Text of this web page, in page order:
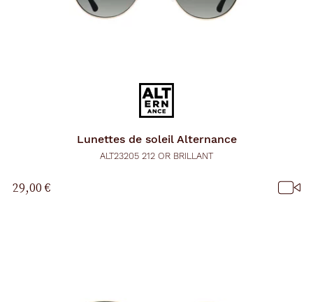
Lunettes de soleil Alternance
ALT23205 212 OR BRILLANT
29,00 €